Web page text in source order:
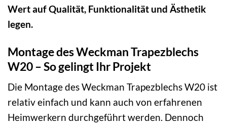
Wert auf Qualität, Funktionalität und Ästhetik
legen.
Montage des Weckman Trapezblechs
W20 – So gelingt Ihr Projekt
Die Montage des Weckman Trapezblechs W20 ist
relativ einfach und kann auch von erfahrenen
Heimwerkern durchgeführt werden. Dennoch